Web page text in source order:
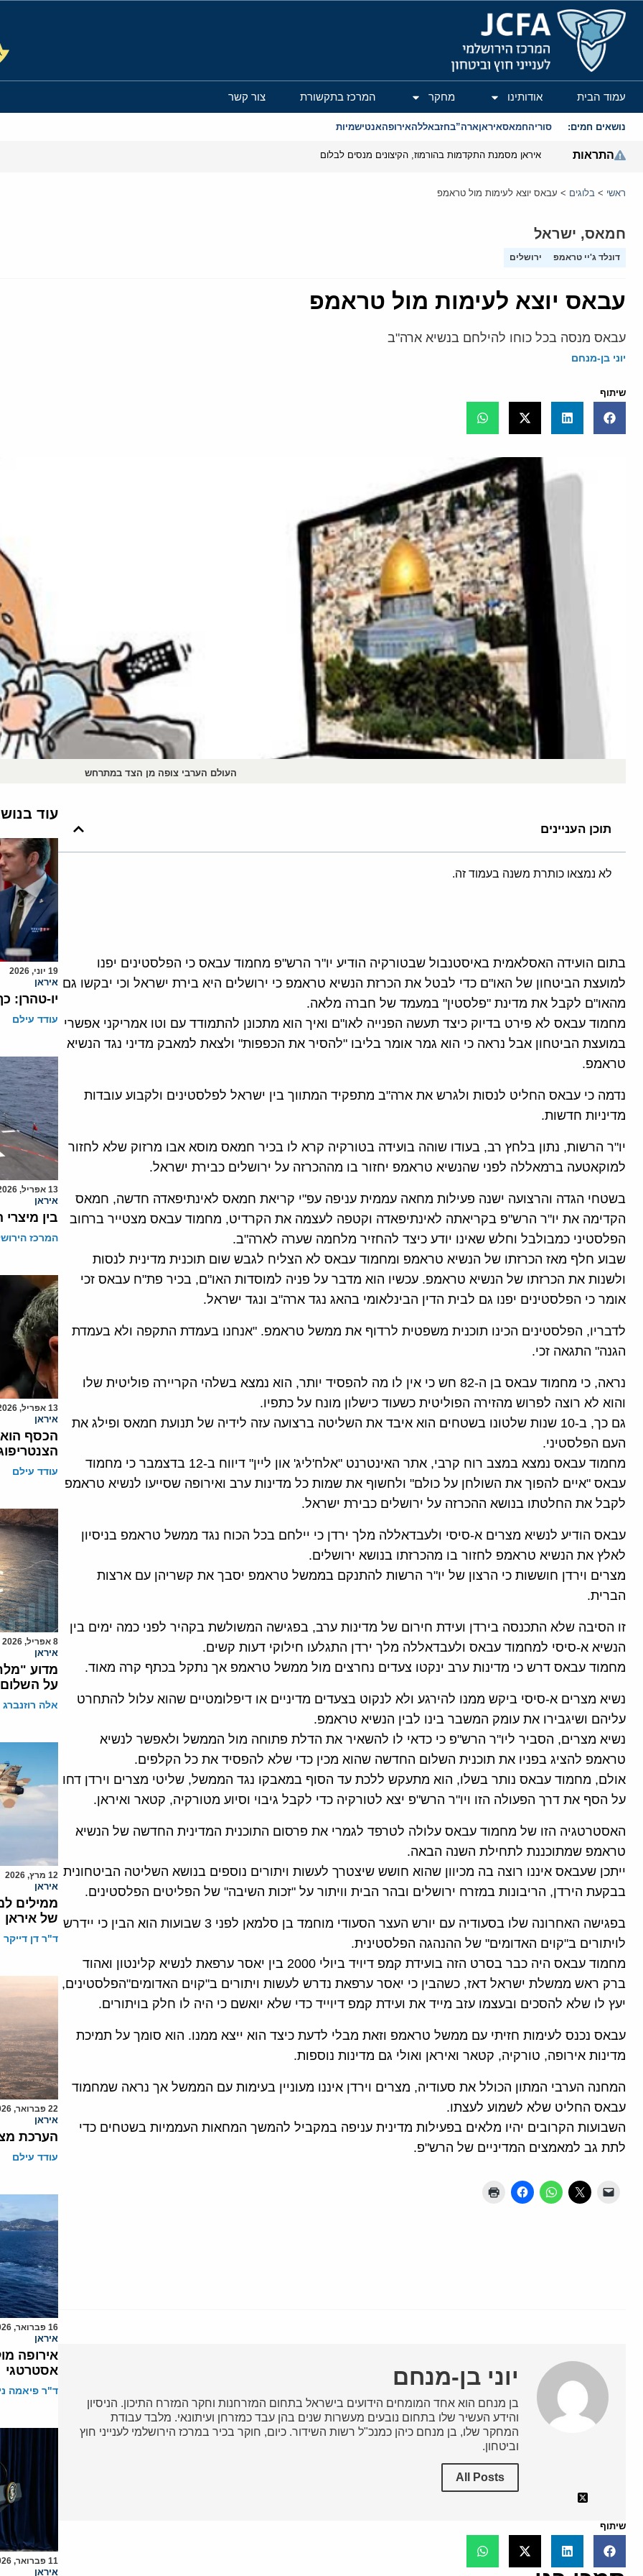
המרכז הירושלמי לענייני חוץ וביטחון
עמוד הבית אודותינו מחקר המרכז בתקשורת צור קשר
נושאים חמים: סוריהחמאסאיראןארה”בחזבאללהאירופהאנטישמיות
התראות איראן מסמנת התקדמות בהורמוז, הקיצונים מנסים לבלום
ראשי > בלוגים > עבאס יוצא לעימות מול טראמפ
חמאס, ישראל
דונלד ג'יי טראמפ ירושלים
עבאס יוצא לעימות מול טראמפ
עבאס מנסה בכל כוחו להילחם בנשיא ארה"ב
יוני בן-מנחם
שיתוף
העולם הערבי צופה מן הצד במתרחש
תוכן העניינים
לא נמצאו כותרת משנה בעמוד זה.
בתום הועידה האסלאמית באיסטנבול שבטורקיה הודיע יו"ר הרש"פ מחמוד עבאס כי הפלסטינים יפנו
למועצת הביטחון של האו"ם כדי לבטל את הכרזת הנשיא טראמפ כי ירושלים היא בירת ישראל וכי יבקשו גם
מהאו"ם לקבל את מדינת "פלסטין" במעמד של חברה מלאה.
מחמוד עבאס לא פירט בדיוק כיצד תעשה הפנייה לאו"ם ואיך הוא מתכונן להתמודד עם וטו אמריקני אפשרי
במועצת הביטחון אבל נראה כי הוא גמר אומר בליבו "להסיר את הכפפות" ולצאת למאבק מדיני נגד הנשיא
טראמפ.
נדמה כי עבאס החליט לנסות ולגרש את ארה"ב מתפקיד המתווך בין ישראל לפלסטינים ולקבוע עובדות
מדיניות חדשות.
יו"ר הרשות, נתון בלחץ רב, בעודו שוהה בועידה בטורקיה קרא לו בכיר חמאס מוסא אבו מרזוק שלא לחזור
למוקאטעה ברמאללה לפני שהנשיא טראמפ יחזור בו מההכרזה על ירושלים כבירת ישראל.
בשטחי הגדה והרצועה ישנה פעילות מחאה עממית עניפה עפ"י קריאת חמאס לאינתיפאדה חדשה, חמאס
הקדימה את יו"ר הרש"פ בקריאתה לאינתיפאדה וקטפה לעצמה את הקרדיט, מחמוד עבאס מצטייר ברחוב
הפלסטיני כמבולבל וחלש שאינו יודע כיצד להחזיר מלחמה שערה לארה"ב.
שבוע חלף מאז הכרזתו של הנשיא טראמפ ומחמוד עבאס לא הצליח לגבש שום תוכנית מדינית לנסות
ולשנות את הכרזתו של הנשיא טראמפ. עכשיו הוא מדבר על פניה למוסדות האו"ם, בכיר פת"ח עבאס זכי
אומר כי הפלסטינים יפנו גם לבית הדין הבינלאומי בהאג נגד ארה"ב ונגד ישראל.
לדבריו, הפלסטינים הכינו תוכנית משפטית לרדוף את ממשל טראמפ. "אנחנו בעמדת התקפה ולא בעמדת
הגנה" התגאה זכי.
נראה, כי מחמוד עבאס בן ה-82 חש כי אין לו מה להפסיד יותר, הוא נמצא בשלהי הקריירה פוליטית שלו
והוא לא רוצה לפרוש מהזירה הפוליטית כשעוד כישלון מונח על כתפיו.
גם כך, ב-10 שנות שלטונו בשטחים הוא איבד את השליטה ברצועה עזה לידיה של תנועת חמאס ופילג את
העם הפלסטיני.
מחמוד עבאס נמצא במצב רוח קרבי, אתר האינטרנט "אלח'ליג' און ליין" דיווח ב-12 בדצמבר כי מחמוד
עבאס "איים להפוך את השולחן על כולם" ולחשוף את שמות כל מדינות ערב ואירופה שסייעו לנשיא טראמפ
לקבל את החלטתו בנושא ההכרזה על ירושלים כבירת ישראל.
עבאס הודיע לנשיא מצרים א-סיסי ולעבדאללה מלך ירדן כי יילחם בכל הכוח נגד ממשל טראמפ בניסיון
לאלץ את הנשיא טראמפ לחזור בו מהכרזתו בנושא ירושלים.
מצרים וירדן חוששות כי הרצון של יו"ר הרשות להתנקם בממשל טראמפ יסבך את קשריהן עם ארצות
הברית.
זו הסיבה שלא התכנסה בירדן ועידת חירום של מדינות ערב, בפגישה המשולשת בקהיר לפני כמה ימים בין
הנשיא א-סיסי למחמוד עבאס ולעבדאללה מלך ירדן התגלעו חילוקי דעות קשים.
מחמוד עבאס דרש כי מדינות ערב ינקטו צעדים נחרצים מול ממשל טראמפ אך נתקל בכתף קרה מאוד.
נשיא מצרים א-סיסי ביקש ממנו להירגע ולא לנקוט בצעדים מדיניים או דיפלומטיים שהוא עלול להתחרט
עליהם ושיגבירו את עומק המשבר בינו לבין הנשיא טראמפ.
נשיא מצרים, הסביר ליו"ר הרש"פ כי כדאי לו להשאיר את הדלת פתוחה מול הממשל ולאפשר לנשיא
טראמפ להציג בפניו את תוכנית השלום החדשה שהוא מכין כדי שלא להפסיד את כל הקלפים.
אולם, מחמוד עבאס נותר בשלו, הוא מתעקש ללכת עד הסוף במאבקו נגד הממשל, שליטי מצרים וירדן דחו
על הסף את דרך הפעולה הזו ויו"ר הרש"פ יצא לטורקיה כדי לקבל גיבוי וסיוע מטורקיה, קטאר ואיראן.
האסטרטגיה הזו של מחמוד עבאס עלולה לטרפד לגמרי את פרסום התוכנית המדינית החדשה של הנשיא
טראמפ שמתוכננת לתחילת השנה הבאה.
ייתכן שעבאס איננו רוצה בה מכיוון שהוא חושש שיצטרך לעשות ויתורים נוספים בנושא השליטה הביטחונית
בבקעת הירדן, הריבונות במזרח ירושלים ובהר הבית וויתור על "זכות השיבה" של הפליטים הפלסטינים.
בפגישה האחרונה שלו בסעודיה עם יורש העצר הסעודי מוחמד בן סלמאן לפני 3 שבועות הוא הבין כי יידרש
לויתורים ב"קוים האדומים" של ההנהגה הפלסטינית.
מחמוד עבאס היה כבר בסרט הזה בועידת קמפ דיויד ביולי 2000 בין יאסר ערפאת לנשיא קלינטון ואהוד
ברק ראש ממשלת ישראל דאז, כשהבין כי יאסר ערפאת נדרש לעשות ויתורים ב"קוים האדומים"הפלסטינים,
יעץ לו שלא להסכים ובעצמו עזב מייד את ועידת קמפ דיוייד כדי שלא יואשם כי היה לו חלק בויתורים.
עבאס נכנס לעימות חזיתי עם ממשל טראמפ וזאת מבלי לדעת כיצד הוא ייצא ממנו. הוא סומך על תמיכת
מדינות אירופה, טורקיה, קטאר ואיראן ואולי גם מדינות נוספות.
המחנה הערבי המתון הכולל את סעודיה, מצרים וירדן איננו מעוניין בעימות עם הממשל אך נראה שמחמוד
עבאס החליט שלא לשמוע לעצתו.
השבועות הקרובים יהיו מלאים בפעילות מדינית עניפה במקביל להמשך המחאות העממיות בשטחים כדי
לתת גב למאמצים המדיניים של הרש"פ.
יוני בן-מנחם
בן מנחם הוא אחד המומחים הידועים בישראל בתחום המזרחנות וחקר המזרח התיכון. הניסיון
והידע העשיר שלו בתחום נובעים מעשרות שנים בהן עבד כמזרחן ועיתונאי. מלבד עבודת
המחקר שלו, בן מנחם כיהן כמנכ"ל רשות השידור. כיום, חוקר בכיר במרכז הירושלמי לענייני חוץ
וביטחון.
All Posts
שיתוף
עוד
19 יוני, 2026
איראן
יו-טהרן:
עודד עילם
13 אפריל, 2026
איראן
בין
המרכז
13 אפריל, 2026
איראן
הכסף
עודד עילם
8 אפריל, 2026
איראן
מדוע
על השלום
אלה רוזנברג
12 מרץ, 2026
איראן
ממילים
של איראן
ד"ר דן דייקר
22 פברואר, 2026
איראן
הערכת
עודד עילם
16 פברואר, 2026
איראן
אירופה
אסטרטגי
ד"ר פיאמה
11 פברואר, 2026
איראן